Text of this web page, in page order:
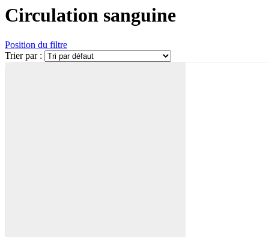
Circulation sanguine
Position du filtre
Trier par :